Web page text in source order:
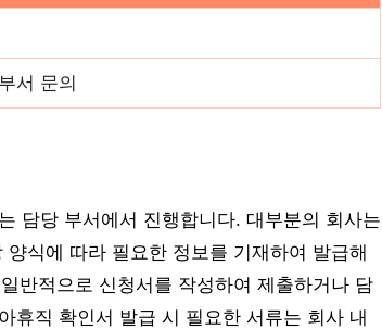
서 문의
담당 부서에서 진행합니다. 대부분의 회사는
식에 따라 필요한 정보를 기재하여 발급해
반적으로 신청서를 작성하여 제출하거나 담
휴직 확인서 발급 시 필요한 서류는 회사 내